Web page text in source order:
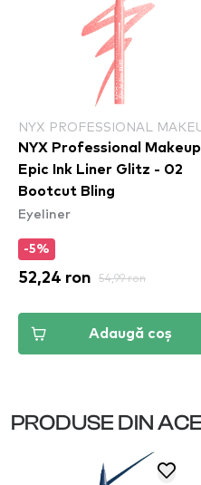
NYX PROFESSIONAL
NYX Professional Makeup
Epic Ink Liner Glitz - 02
Bootcut Bling
Eyeliner
-5%
52,24 ron 54,99 ron
Adaugă coș
PRODUSE DIN